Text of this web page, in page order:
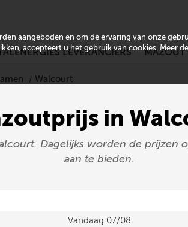
LEVERANCIERS MAZOUT
Walcourt
in
Dagelijks worden de prijzen
aan te bieden.
Vandaag 07/08
aangeboden en om de ervaring van onze
accepteert u het gebruik van cookies. Meer